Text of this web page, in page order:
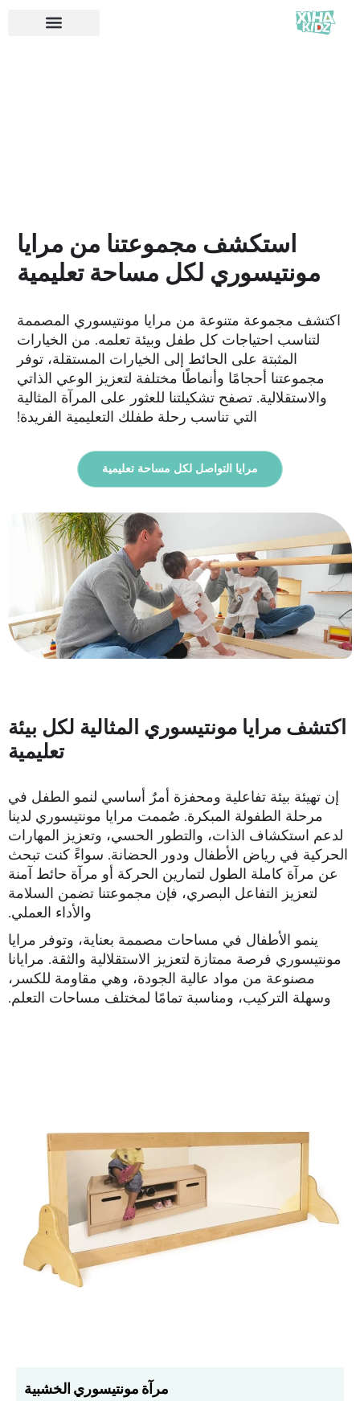
استكشف مجموعتنا من مرايا
مونتيسوري لكل مساحة تعليمية
اكتشف مجموعة متنوعة من مرايا مونتيسوري المصممة
لتناسب احتياجات كل طفل وبيئة تعلمه. من الخيارات
المثبتة على الحائط إلى الخيارات المستقلة، توفر
مجموعتنا أحجامًا وأنماطًا مختلفة لتعزيز الوعي الذاتي
والاستقلالية. تصفح تشكيلتنا للعثور على المرآة المثالية
التي تناسب رحلة طفلك التعليمية الفريدة!
مرايا التواصل لكل مساحة تعليمية
اكتشف مرايا مونتيسوري المثالية لكل بيئة
تعليمية
إن تهيئة بيئة تفاعلية ومحفزة أمرٌ أساسي لنمو الطفل في
مرحلة الطفولة المبكرة. صُممت مرايا مونتيسوري لدينا
لدعم استكشاف الذات، والتطور الحسي، وتعزيز المهارات
الحركية في رياض الأطفال ودور الحضانة. سواءً كنت تبحث
عن مرآة كاملة الطول لتمارين الحركة أو مرآة حائط آمنة
لتعزيز التفاعل البصري، فإن مجموعتنا تضمن السلامة
والأداء العملي.
ينمو الأطفال في مساحات مصممة بعناية، وتوفر مرايا
مونتيسوري فرصة ممتازة لتعزيز الاستقلالية والثقة. مرايانا
مصنوعة من مواد عالية الجودة، وهي مقاومة للكسر،
وسهلة التركيب، ومناسبة تمامًا لمختلف مساحات التعلم.
مرآة مونتيسوري الخشبية